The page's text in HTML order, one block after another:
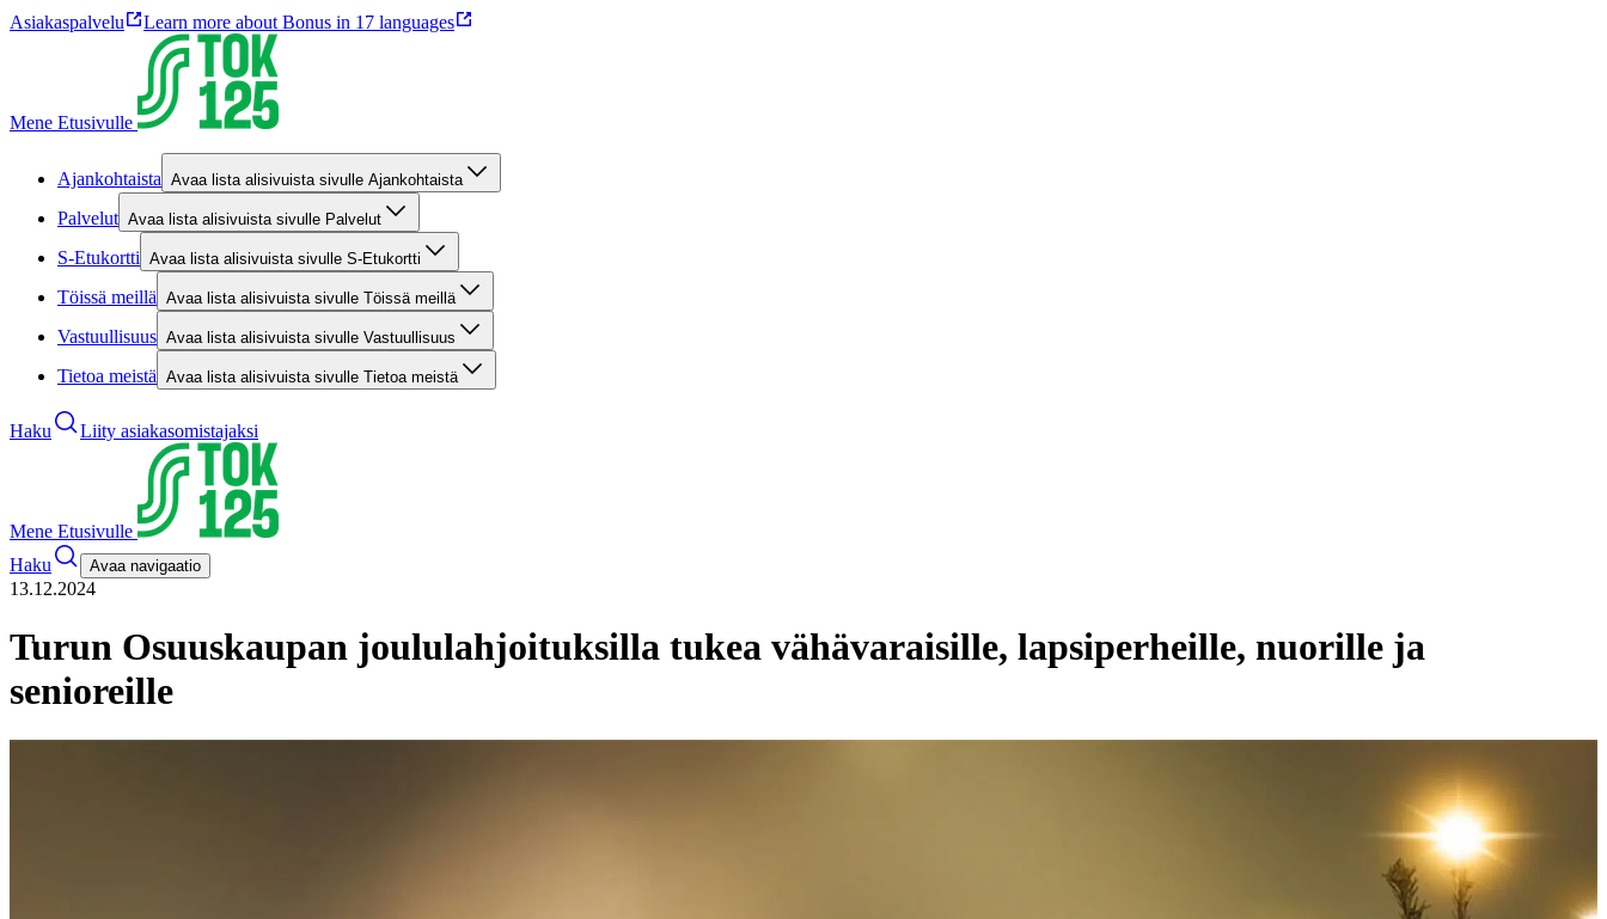
Asiakaspalvelu Learn more about Bonus in 17 languages
Mene Etusivulle
Ajankohtaista Avaa lista alisivuista sivulle Ajankohtaista
Palvelut Avaa lista alisivuista sivulle Palvelut
S-Etukortti Avaa lista alisivuista sivulle S-Etukortti
Töissä meillä Avaa lista alisivuista sivulle Töissä meillä
Vastuullisuus Avaa lista alisivuista sivulle Vastuullisuus
Tietoa meistä Avaa lista alisivuista sivulle Tietoa meistä
Haku Liity asiakasomistajaksi
Mene Etusivulle
Haku
Avaa navigaatio
13.12.2024
Turun Osuuskaupan joululahjoituksilla tukea vähävaraisille, lapsiperheille, nuorille ja
senioreille